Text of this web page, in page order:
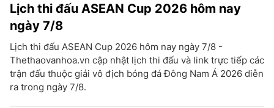
Lịch thi đấu ASEAN Cup 2026 hôm nay
ngày 7/8
Lịch thi đấu ASEAN Cup 2026 hôm nay ngày 7/8 -
Thethaovanhoa.vn cập nhật lịch thi đấu và link trực tiếp các
trận đấu thuộc giải vô địch bóng đá Đông Nam Á 2026 diễn
ra trong ngày 7/8.